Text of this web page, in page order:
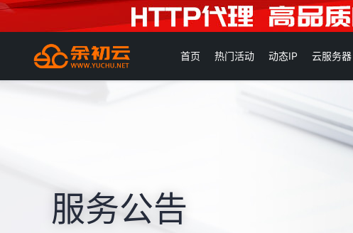
首页 热门活动 动态IP 云服务器
服务公告